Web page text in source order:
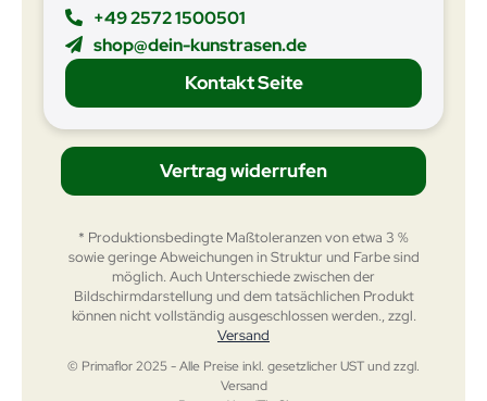
+49 2572 1500501
shop@dein-kunstrasen.de
Kontakt Seite
Vertrag widerrufen
* Produktionsbedingte Maßtoleranzen von etwa 3 %
sowie geringe Abweichungen in Struktur und Farbe sind
möglich. Auch Unterschiede zwischen der
Bildschirmdarstellung und dem tatsächlichen Produkt
können nicht vollständig ausgeschlossen werden., zzgl.
Versand
© Primaflor 2025 - Alle Preise inkl. gesetzlicher UST und zzgl.
Versand